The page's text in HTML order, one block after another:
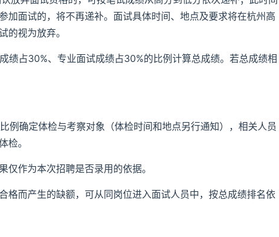
加面试的，将不再递补。面试具体时间、地点及要求将在杭州高
的视为放弃。
绩占30%、专业面试成绩占30%的比例计算总成绩。若总成绩相
例确定体检与考察对象（体检时间和地点另行通知），相关人员
检。
作为本次招聘是否录用的依据。
格而产生的缺额，可从同岗位进入面试人员中，按总成绩排名依